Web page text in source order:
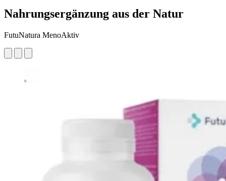
Nahrungsergänzung aus der Natur
FutuNatura MenoAktiv